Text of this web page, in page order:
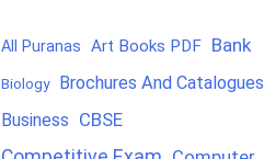
All Puranas Art Books PDF Bank
Biology
Brochures And Catalogues
Business CBSE